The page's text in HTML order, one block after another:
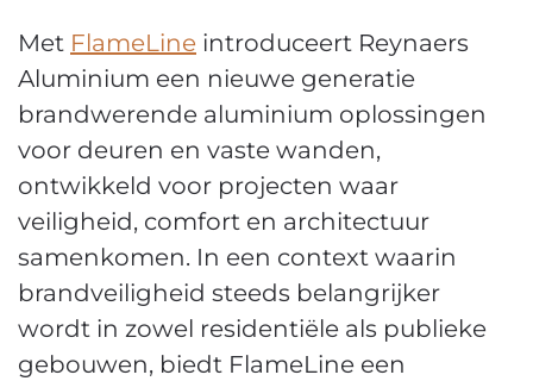
Met FlameLine introduceert Reynaers
Aluminium een nieuwe generatie
brandwerende aluminium oplossingen
voor deuren en vaste wanden,
ontwikkeld voor projecten waar
veiligheid, comfort en architectuur
samenkomen. In een context waarin
brandveiligheid steeds belangrijker
wordt in zowel residentiële als publieke
gebouwen, biedt FlameLine een